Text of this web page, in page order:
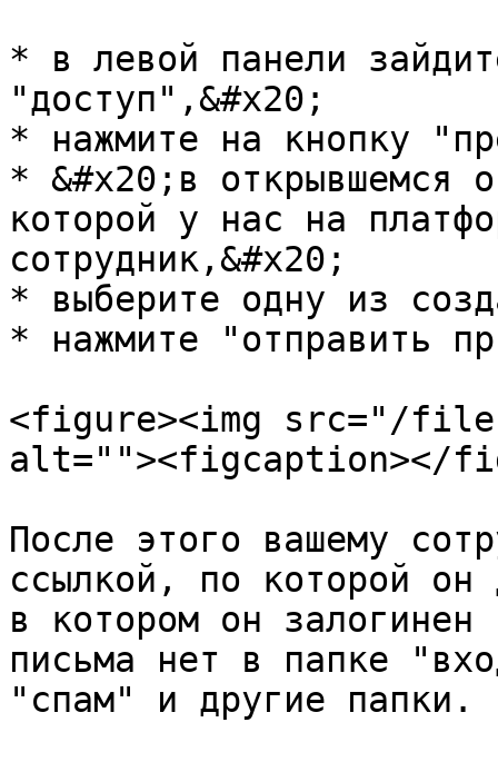
* в левой панели
"доступ",&#x20;
* нажмите на кнопку
* &#x20;в открывшемся
которой у нас на
сотрудник,&#x20;
* выберите одну из
* нажмите "отправить
<figure><img src="/
alt=""><figcaption></
После этого вашему
ссылкой, по которой он
в котором он
письма нет в папке
"спам" и другие папки.